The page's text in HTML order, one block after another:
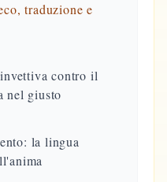
traduzione e
contro il
nel giusto
la lingua